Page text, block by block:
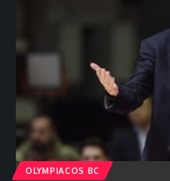
OLYMPIACOS BC